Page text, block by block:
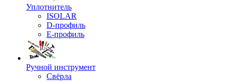
Уплотнитель
ISOLAR
D-профиль
Е-профиль
Ручной инструмент
Свёрла